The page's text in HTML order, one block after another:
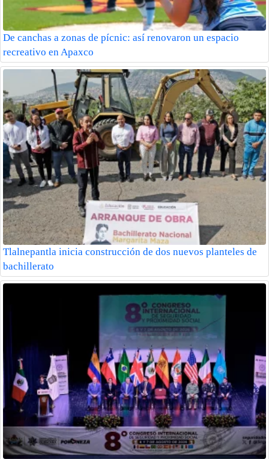
De canchas a zonas de pícnic: así renovaron un espacio
recreativo en Apaxco
Tlalnepantla inicia construcción de dos nuevos planteles de
bachillerato